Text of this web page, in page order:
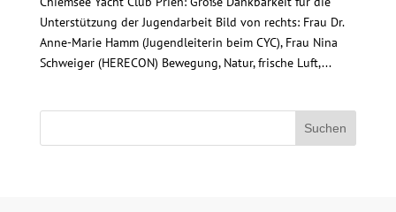
Unterstützung der Jugendarbeit Bild von rechts: Frau Dr.
Anne-Marie Hamm (Jugendleiterin beim CYC), Frau Nina
Schweiger (HERECON) Bewegung, Natur, frische Luft,...